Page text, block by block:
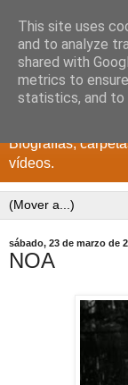
CANTANTES Y
Biografías,
vídeos.
sábado, 23 de marzo de
NOA
This site uses
and to analyze
shared with
metrics to
statistics, and to